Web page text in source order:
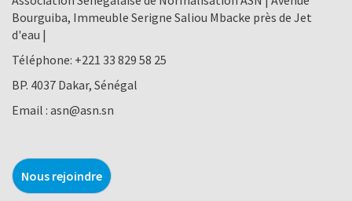
Bourguiba, Immeuble Serigne Saliou Mbacke près de Jet
d'eau |
Téléphone: +221 33 829 58 25
BP. 4037 Dakar, Sénégal
Email : asn@asn.sn
Nous rejoindre